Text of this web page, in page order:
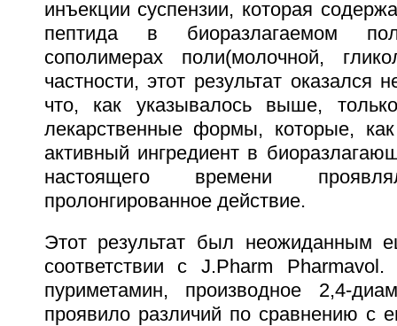
инъекции суспензии, которая
пептида в биоразлагаемом
сополимерах поли(молочной,
частности, этот результат оказался
что, как указывалось выше,
лекарственные формы, которые,
активный ингредиент в
настоящего времени
пролонгированное действие.
Этот результат был неожиданным
соответствии с J.Pharm
пуриметамин, производное 2,4-
проявило различий по сравнению с